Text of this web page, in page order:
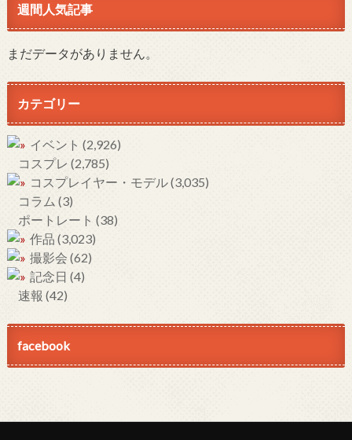
週間人気記事
まだデータがありません。
カテゴリー
イベント (2,926)
コスプレ (2,785)
コスプレイヤー・モデル(3,035)
コラム (3)
ポートレート (38)
作品 (3,023)
撮影会 (62)
記念日 (4)
速報 (42)
facebook